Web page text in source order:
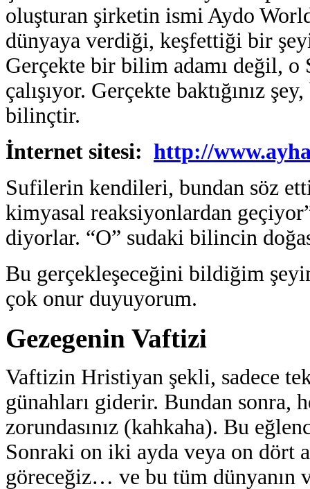
oluşturan şirketin ismiAydo
dünyaya verdiği, keşfettiği bir
Gerçekte bir bilim adamı değil,
çalışıyor. Gerçekte baktığınız
bilinçtir.
İnternet sitesi: http://
Sufilerin kendileri, bundan söz
kimyasal reaksiyonlardan
diyorlar. “O” sudaki bilincin
Bu gerçekleşeceğini bildiğim
çok onur duyuyorum.
Gezegenin Vaftizi
Vaftizin Hristiyan şekli, sadece
günahları giderir. Bundan sonra,
zorundasınız (kahkaha). Bu
Sonraki on iki ayda veya on dört
göreceğiz… ve bu tüm dünyanın